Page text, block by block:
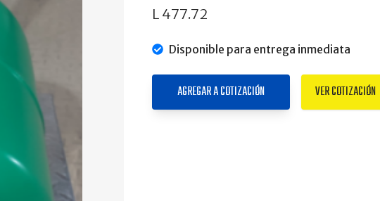
L 477.72
Disponible para entrega inmediata
AGREGAR A COTIZACIÓN VER COTIZACIÓN